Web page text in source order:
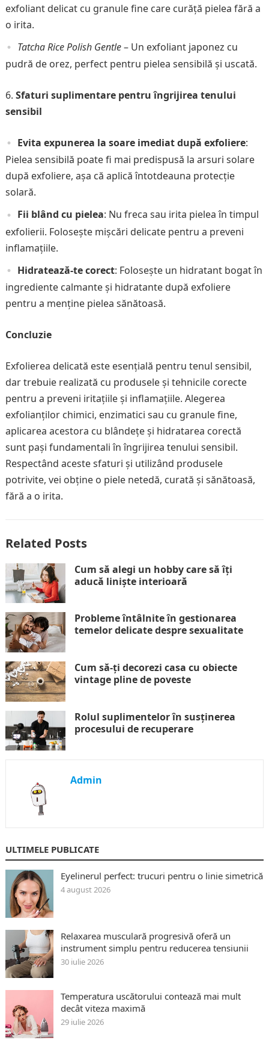
exfoliant delicat cu granule fine care curăță pielea fără a
o irita.
Tatcha Rice Polish Gentle– Un exfoliant japonez cu
pudră de orez, perfect pentru pielea sensibilă și uscată.
Sfaturi suplimentare pentru îngrijirea tenului
sensibil
Evita expunerea la soare imediat după exfoliere:
Pielea sensibilă poate fi mai predispusă la arsuri solare
după exfoliere, așa că aplică întotdeauna protecție
solară.
Fii blând cu pielea: Nu freca sau irita pielea în timpul
exfolierii. Folosește mișcări delicate pentru a preveni
inflamațiile.
Hidratează-te corect: Folosește un hidratant bogat în
ingrediente calmante și hidratante după exfoliere
pentru a menține pielea sănătoasă.
Concluzie
Exfolierea delicată este esențială pentru tenul sensibil,
dar trebuie realizată cu produsele și tehnicile corecte
pentru a preveni iritațiile și inflamațiile. Alegerea
exfolianților chimici, enzimatici sau cu granule fine,
aplicarea acestora cu blândețe și hidratarea corectă
sunt pași fundamentali în îngrijirea tenului sensibil.
Respectând aceste sfaturi și utilizând produsele
potrivite, vei obține o piele netedă, curată și sănătoasă,
fără a o irita.
Related Posts
Cum să alegi un hobby care să îți
aducă liniște interioară
Probleme întâlnite în gestionarea
temelor delicate despre sexualitate
Cum să-ți decorezi casa cu obiecte
vintage pline de poveste
Rolul suplimentelor în susținerea
procesului de recuperare
Admin
ULTIMELE PUBLICATE
Eyelinerul perfect: trucuri pentru o linie simetrică
4 august 2026
Relaxarea musculară progresivă oferă un
instrument simplu pentru reducerea tensiunii
30 iulie 2026
Temperatura uscătorului contează mai mult
decât viteza maximă
29 iulie 2026